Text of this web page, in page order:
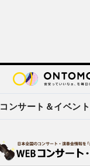
コンサート＆イベント